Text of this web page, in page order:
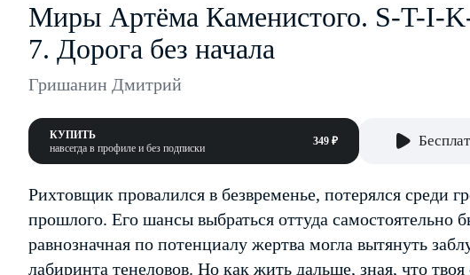
Миры Артёма Каменистого. S-T-I-
7. Дорога без начала
Гришанин Дмитрий
КУПИТЬ
навсегда в профиле и без подписки
349 ₽
Рихтовщик провалился в безвременье, потерялся среди
прошлого. Его шансы выбраться оттуда самостоятельно
равнозначная по потенциалу жертва могла вытянуть
лабиринта тенеловов. Но как жить дальше, зная, что твоя